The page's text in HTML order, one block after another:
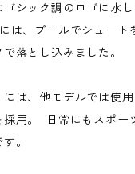
シック調のロゴに水
は、プールでシュート
落とし込みました。
は、他モデルでは使
採用。 日常にもスポー
。